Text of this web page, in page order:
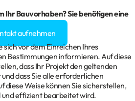
IhrBauvorhaben? Sie benötigen eine
aufnehmen
sich vor dem Einreichen Ihres
Bestimmungen informieren. Auf diese
dass Ihr Projekt den geltenden
dass Sie alle erforderlichen
diese Weise können Sie sicherstellen,
und effizient bearbeitet wird.